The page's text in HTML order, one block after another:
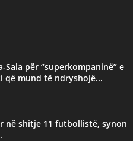
Sala për “superkompaninë” e
që mund të ndryshojë...
në shitje 11 futbollistë, synon